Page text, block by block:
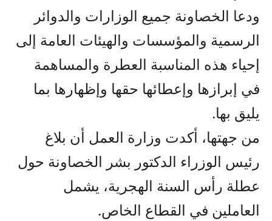
ودعا الخصاونة جميع الوزارات والدوائر
الرسمية والمؤسسات والهيئات العامة إلى
إحياء هذه المناسبة العطرة والمساهمة
في إبرازها وإعطائها حقها وإظهارها بما
يليق بها.
من جهتها، أكدت وزارة العمل أن بلاغ
رئيس الوزراء الدكتور بشر الخصاونة حول
عطلة رأس السنة الهجرية، يشمل
العاملين في القطاع الخاص.